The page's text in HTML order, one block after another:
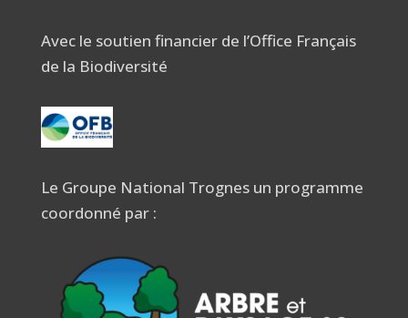
Avec le soutien financier de l’Office Français
de la Biodiversité
Le Groupe National Trognes un programme
coordonné par :